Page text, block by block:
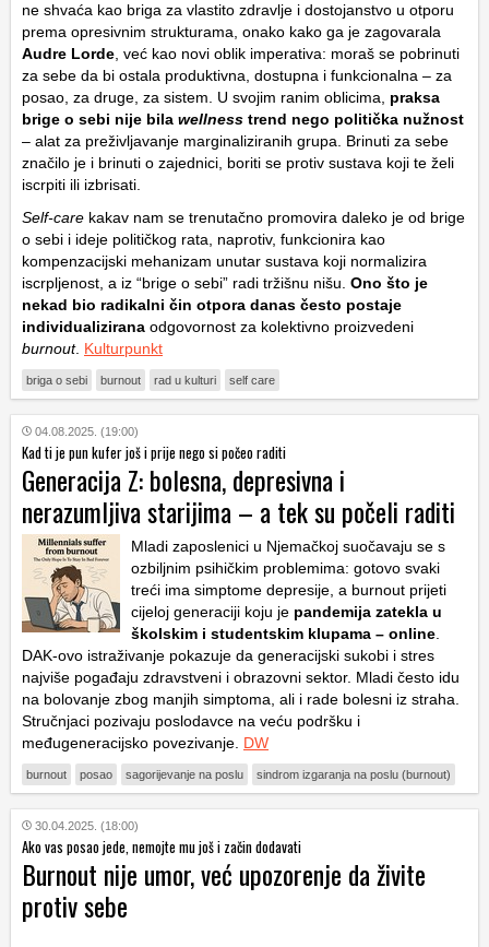
ne shvaća kao briga za vlastito zdravlje i dostojanstvo u otporu
prema opresivnim strukturama, onako kako ga je zagovarala
Audre Lorde , već kao novi oblik imperativa: moraš se pobrinuti
za sebe da bi ostala produktivna, dostupna i funkcionalna – za
posao, za druge, za sistem. U svojim ranim oblicima, praksa
brige o sebi nije bila wellness trend nego politička nužnost
– alat za preživljavanje marginaliziranih grupa. Brinuti za sebe
značilo je i brinuti o zajednici, boriti se protiv sustava koji te želi
iscrpiti ili izbrisati.
Self-care kakav nam se trenutačno promovira daleko je od brige
o sebi i ideje političkog rata, naprotiv, funkcionira kao
kompenzacijski mehanizam unutar sustava koji normalizira
iscrpljenost, a iz “brige o sebi” radi tržišnu nišu. Ono što je
nekad bio radikalni čin otpora danas često postaje
individualizirana odgovornost za kolektivno proizvedeni
burnout. Kulturpunkt
briga o sebi burnout rad u kulturi self care
04.08.2025. (19:00)
Kad ti je pun kufer još i prije nego si počeo raditi
Generacija Z: bolesna, depresivna i
nerazumljiva starijima – a tek su počeli raditi
Mladi zaposlenici u Njemačkoj suočavaju se s
ozbiljnim psihičkim problemima: gotovo svaki
treći ima simptome depresije, a burnout prijeti
cijeloj generaciji koju je pandemija zatekla u
školskim i studentskim klupama – online
DAK-ovo istraživanje pokazuje da generacijski sukobi i stres
najviše pogađaju zdravstveni i obrazovni sektor. Mladi često idu
na bolovanje zbog manjih simptoma, ali i rade bolesni iz straha.
Stručnjaci pozivaju poslodavce na veću podršku i
međugeneracijsko povezivanje. DW
burnout posao sagorijevanje na poslu sindrom izgaranja na poslu (burnout)
30.04.2025. (18:00)
Ako vas posao jede, nemojte mu još i začin dodavati
Burnout nije umor, već upozorenje da živite
protiv sebe